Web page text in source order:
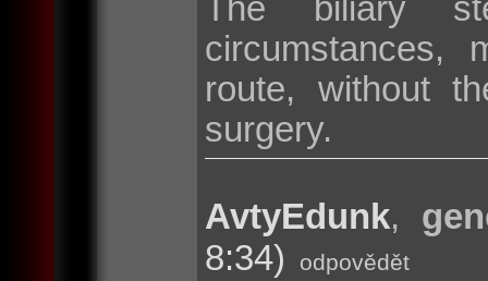
circumstances,
route, without
surgery.
AvtyEdunk,
8:34)
odpovědět